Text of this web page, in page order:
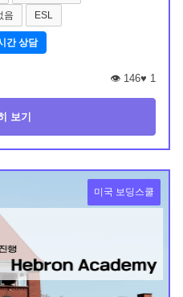
음 ESL
간 상담
👁️ 146♥ 1
보기
미국 보딩스쿨